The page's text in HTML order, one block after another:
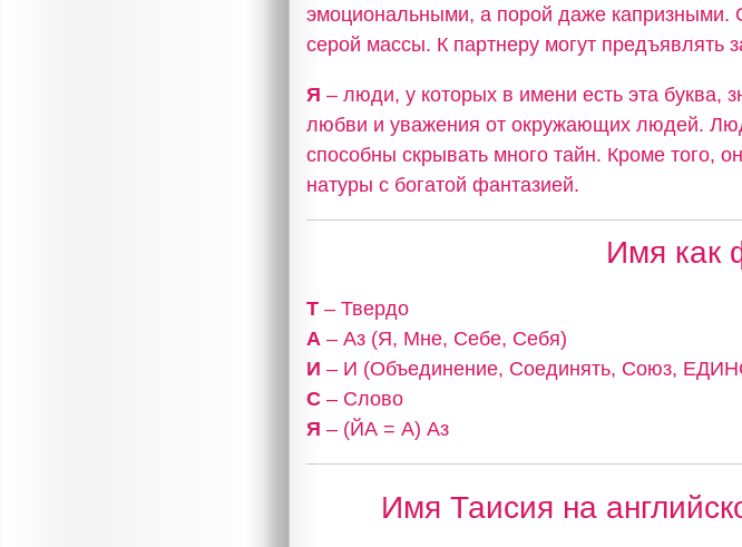
эмоциональными, а порой даже капризными.
серой массы. К партнеру могут предъявлять
Я – люди, у которых в имени есть эта буква,
любви и уважения от окружающих людей.
способны скрывать много тайн. Кроме того,
натуры с богатой фантазией.
Имя как
Т – Твердо
А – Аз (Я, Мне, Себе, Себя)
И – И (Объединение, Соединять, Союз,
С – Слово
Я – (ЙА = А) Аз
Имя Таисия на